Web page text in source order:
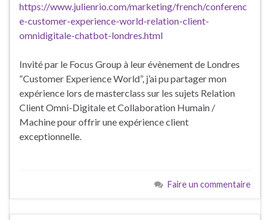
https://www.julienrio.com/marketing/french/conferenc
e-customer-experience-world-relation-client-
omnidigitale-chatbot-londres.html
Invité par le Focus Group à leur évènement de Londres
“Customer Experience World”, j’ai pu partager mon
expérience lors de masterclass sur les sujets Relation
Client Omni-Digitale et Collaboration Humain /
Machine pour offrir une expérience client
exceptionnelle.
Faire un commentaire